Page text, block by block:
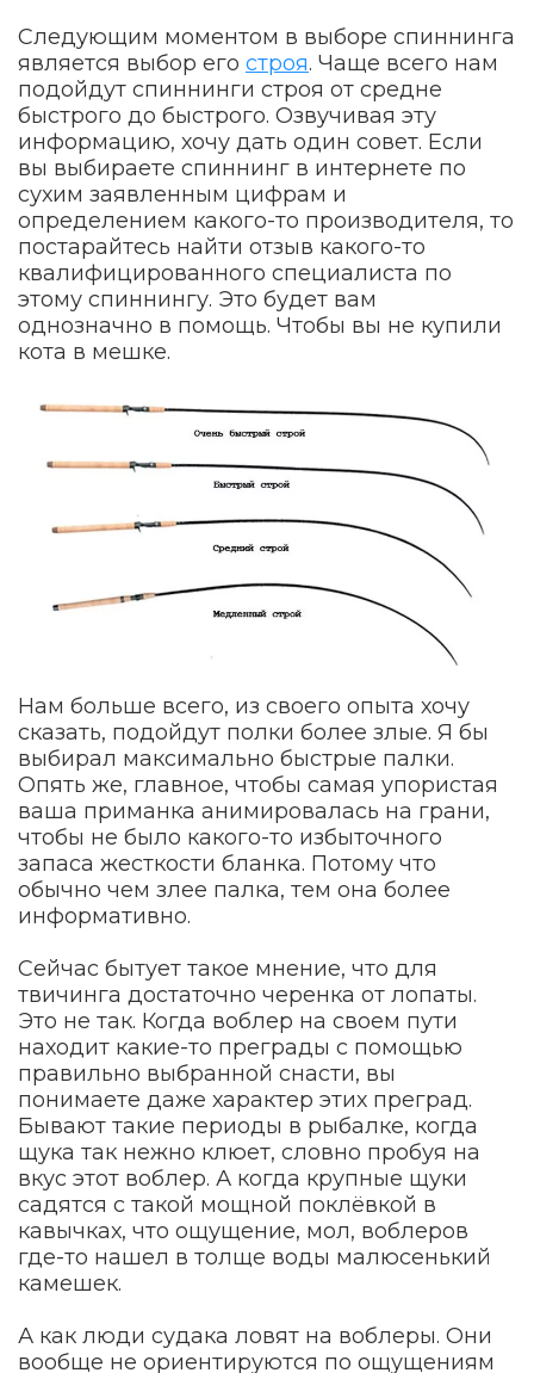
Следующим моментом в выборе спиннинга
является выбор его строя. Чаще всего нам
подойдут спиннинги строя от средне
быстрого до быстрого. Озвучивая эту
информацию, хочу дать один совет. Если
вы выбираете спиннинг в интернете по
сухим заявленным цифрам и
определением какого-то производителя, то
постарайтесь найти отзыв какого-то
квалифицированного специалиста по
этому спиннингу. Это будет вам
однозначно в помощь. Чтобы вы не купили
кота в мешке.
Нам больше всего, из своего опыта хочу
сказать, подойдут полки более злые. Я бы
выбирал максимально быстрые палки.
Опять же, главное, чтобы самая упористая
ваша приманка анимировалась на грани,
чтобы не было какого-то избыточного
запаса жесткости бланка. Потому что
обычно чем злее палка, тем она более
информативно.
Сейчас бытует такое мнение, что для
твичинга достаточно черенка от лопаты.
Это не так. Когда воблер на своем пути
находит какие-то преграды с помощью
правильно выбранной снасти, вы
понимаете даже характер этих преград.
Бывают такие периоды в рыбалке, когда
щука так нежно клюет, словно пробуя на
вкус этот воблер. А когда крупные щуки
садятся с такой мощной поклёвкой в
кавычках, что ощущение, мол, воблеров
где-то нашел в толще воды малюсенький
камешек.
А как люди судака ловят на воблеры. Они
вообще не ориентируются по ощущениям